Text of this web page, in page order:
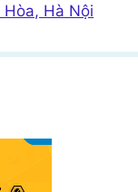
Hà Nội